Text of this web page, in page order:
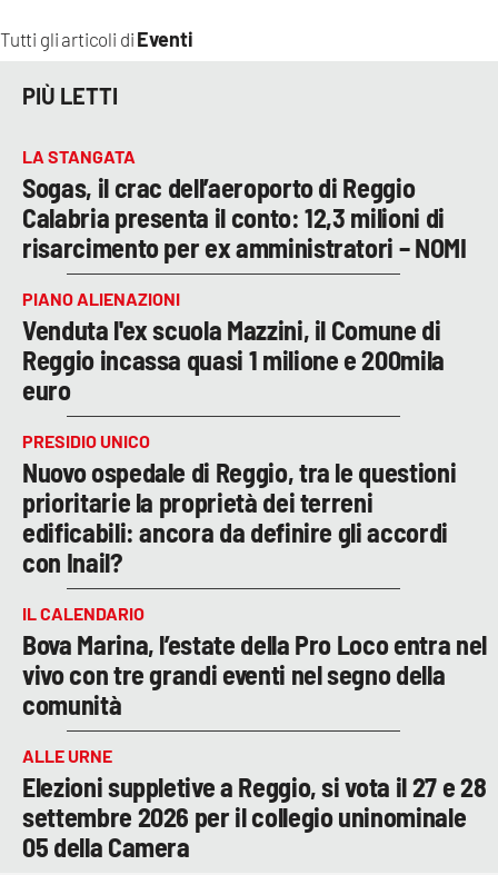
Tutti gli articoli di Eventi
PIÙ LETTI
LA STANGATA
Sogas, il crac dell’aeroporto di Reggio
Calabria presenta il conto: 12,3 milioni di
risarcimento per ex amministratori – NOMI
PIANO ALIENAZIONI
Venduta l'ex scuola Mazzini, il Comune di
Reggio incassa quasi 1 milione e 200mila
euro
PRESIDIO UNICO
Nuovo ospedale di Reggio, tra le questioni
prioritarie la proprietà dei terreni
edificabili: ancora da definire gli accordi
con Inail?
IL CALENDARIO
Bova Marina, l’estate della Pro Loco entra nel
vivo con tre grandi eventi nel segno della
comunità
ALLE URNE
Elezioni suppletive a Reggio, si vota il 27 e 28
settembre 2026 per il collegio uninominale
05 della Camera